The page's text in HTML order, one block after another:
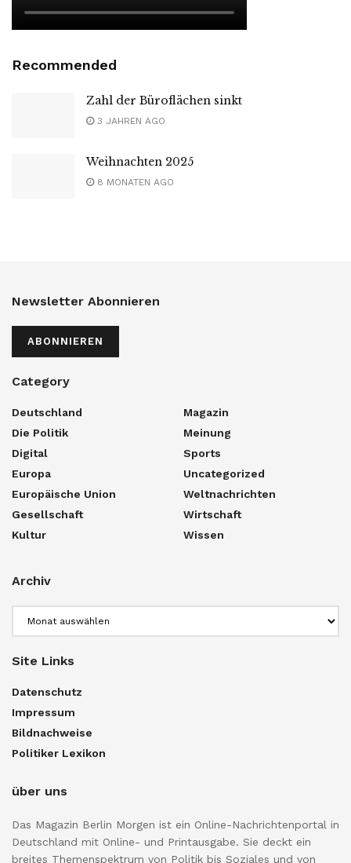
Recommended
Zahl der Büroflächen sinkt
3 JAHREN AGO
Weihnachten 2025
8 MONATEN AGO
Newsletter Abonnieren
ABONNIEREN
Category
Deutschland
Die Politik
Digital
Europa
Europäische Union
Gesellschaft
Kultur
Magazin
Meinung
Sports
Uncategorized
Weltnachrichten
Wirtschaft
Wissen
Archiv
Site Links
Datenschutz
Impressum
Bildnachweise
Politiker Lexikon
über uns
Das Magazin Berlin Morgen ist ein Online-Nachrichtenportal in
Deutschland mit Online- und Printausgabe. Sie deckt ein
breites Themenspektrum von Politik bis Soziales und von